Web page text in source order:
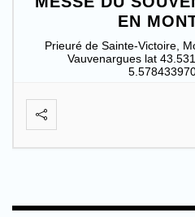
EN
Prieuré de Sainte-Victoire,
Vauvenargues lat